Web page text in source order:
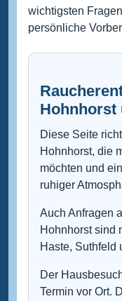
wichtigsten
persönliche
Hohnhorst
Diese Seite
Hohnhorst, die
möchten und
ruhiger
Auch Anfragen
Hohnhorst sind
Haste, Suthfeld
Der
Termin vor Ort.